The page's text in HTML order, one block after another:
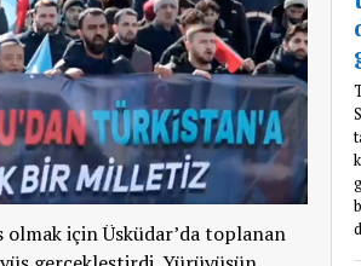
olmak için Üsküdar’da toplanan